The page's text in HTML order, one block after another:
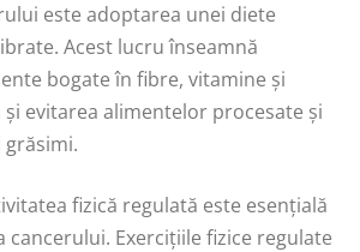
este adoptarea unei diete
Acest lucru înseamnă
bogate în fibre, vitamine și
evitarea alimentelor procesate și
grăsimi.
fizică regulată este esențială
Exercițiile fizice regulate